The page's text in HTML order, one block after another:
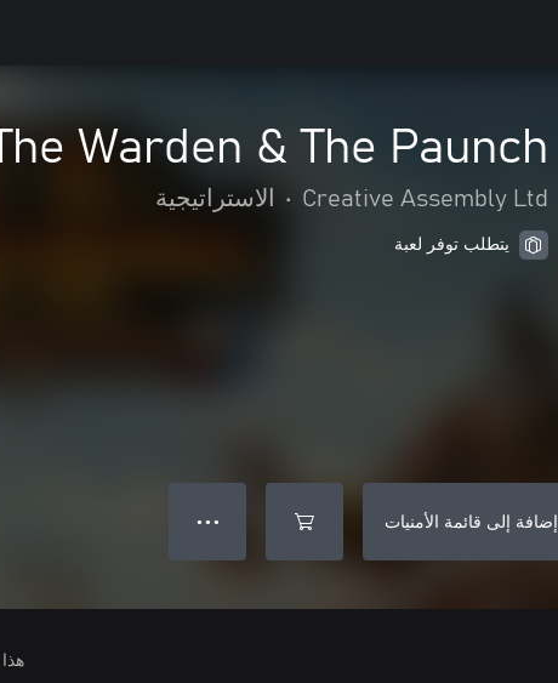
Warden & The Paunch
Creative Assembly Ltd
• الاستراتيجية
يتطلب توفر لعبة
إضافة إلى قائمة الأمنيات ● ● ●